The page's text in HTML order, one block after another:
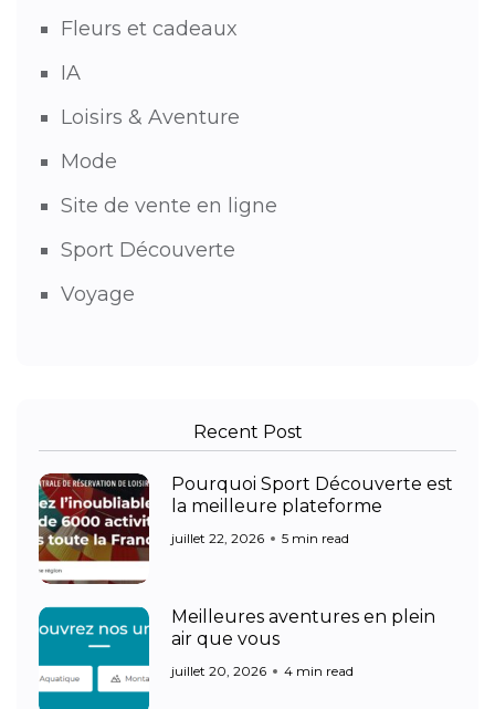
Fleurs et cadeaux
IA
Loisirs & Aventure
Mode
Site de vente en ligne
Sport Découverte
Voyage
Recent Post
Pourquoi Sport Découverte est
la meilleure plateforme
juillet 22, 2026 5 min read
Meilleures aventures en plein
air que vous
juillet 20, 2026 4 min read